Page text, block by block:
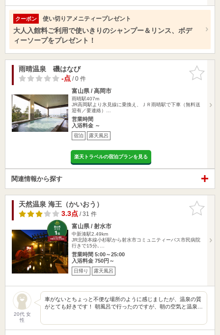
クーポン 使い切りアメニティープレゼント
大人入館料ご利用で使いきりのシャンプー＆リンス、ボデ
ィーソープをプレゼント！
お気に入
りに追加
雨晴温泉 磯はなび
-点/ 0 件
富山県 / 高岡市
雨晴駅407m
JR高岡駅より氷見線に乗換え、ＪＲ雨晴駅で下車（無料送
迎有／要連絡）…
営業時間
入浴料金 ～
宿泊 露天風呂
楽天トラベルの宿泊プランを見る
関連情報から探す
お気に入
りに追加
天然温泉 海王（かいおう）
3.3点/ 31 件
富山県 / 射水市
中新湊駅2.49km
JR北陸本線小杉駅から射水市コミュニティーバス市民病院
行きで15分､…
営業時間 5:00～25:00
入浴料金 750円～
日帰り 露天風呂
20代 女
性
車がないとちょっと不便な場所のように感じましたが、温泉の質
がとても好きです！ 朝風呂で行ったのですが、朝の空気と温泉…